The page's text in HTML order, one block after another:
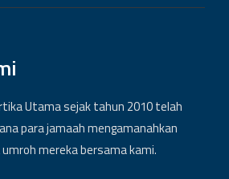
Utama sejak tahun 2010 telah
para jamaah mengamanahkan
mereka bersama kami.